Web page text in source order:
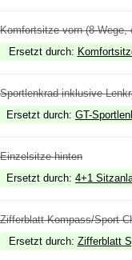
Komfortsitze vorn (8-Wege,
Ersetzt durch:
Sportlenkrad inklusive
Ersetzt durch: GT-
Einzelsitze hinten
Ersetzt durch: 4+1
Zifferblatt Kompass/Sport
Ersetzt durch: Zifferblatt